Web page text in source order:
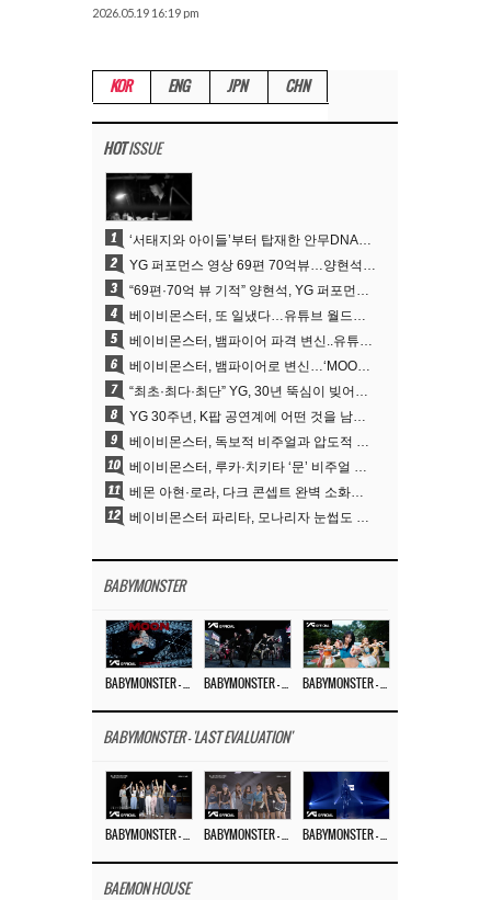
2026.05.19 16:19 pm
KOR ENG JPN CHN
HOTISSUE
1 ‘서태지와 아이들’부터 탑재한 안무DNA…양현석, YG 퍼포먼스 비디오 70억 뷰 신화의 시작
2 YG 퍼포먼스 영상 69편 70억뷰…양현석 제작 철학 통했다
3 “69편·70억 뷰 기적” 양현석, YG 퍼포먼스 비디오 100% 직접 만든 이유
4 베이비몬스터, 또 일냈다…유튜브 월드와이드 1위
5 베이비몬스터, 뱀파이어 파격 변신..유튜브 트렌딩 1위 직행
6 베이비몬스터, 뱀파이어로 변신…‘MOON’으로 찍은 3개월 프로젝트
7 “최초·최다·최단” YG, 30년 뚝심이 빚어낸 K팝 투어의 새 지평
8 YG 30주년, K팝 공연계에 어떤 것을 남겼나
9 베이비몬스터, 독보적 비주얼과 압도적 소화력..’MOON’
10 베이비몬스터, 루카·치키타 ‘문’ 비주얼 공개…절제된 카리스마·유니크 비주얼
11 베몬 아현·로라, 다크 콘셉트 완벽 소화…’문’ 비주얼 포토 공개
12 베이비몬스터 파리타, 모나리자 눈썹도 완벽 소화‥아사와 강렬 아우라
BABYMONSTER
BABYMONSTER – ‘MOON’ M/V BABYMONSTER – ‘MOON’ PERFORMANCE VIDEO BABYMONSTER – ‘I LIKE IT’ M/V
BABYMONSTER - 'LAST EVALUATION'
BABYMONSTER – ‘Last Evaluation’ EP.8 BABYMONSTER – ‘Last Evaluation’ EP.7 BABYMONSTER – ‘Last Evaluation’ EP.6
BAEMON HOUSE